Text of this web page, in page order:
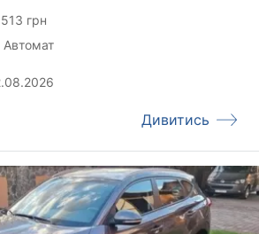
грн
Автомат
Дивитись